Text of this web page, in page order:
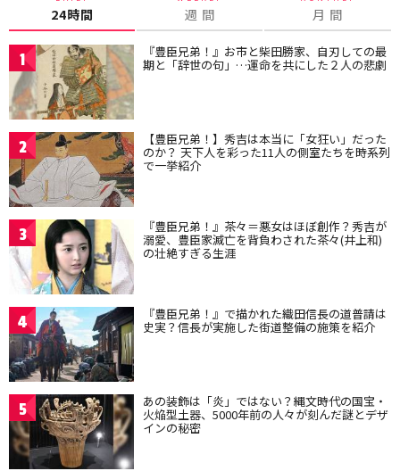
24時間 週 間 月 間
1 『豊臣兄弟！』お市と柴田勝家、自刃しての最
期と「辞世の句」…運命を共にした２人の悲劇
2 【豊臣兄弟！】秀吉は本当に「女狂い」だった
のか？ 天下人を彩った11人の側室たちを時系列
で一挙紹介
3 『豊臣兄弟！』茶々＝悪女はほぼ創作？秀吉が
溺愛、豊臣家滅亡を背負わされた茶々(井上和)
の壮絶すぎる生涯
4 『豊臣兄弟！』で描かれた織田信長の道普請は
史実？信長が実施した街道整備の施策を紹介
5 あの装飾は「炎」ではない？縄文時代の国宝・
火焔型土器、5000年前の人々が刻んだ謎とデザ
インの秘密